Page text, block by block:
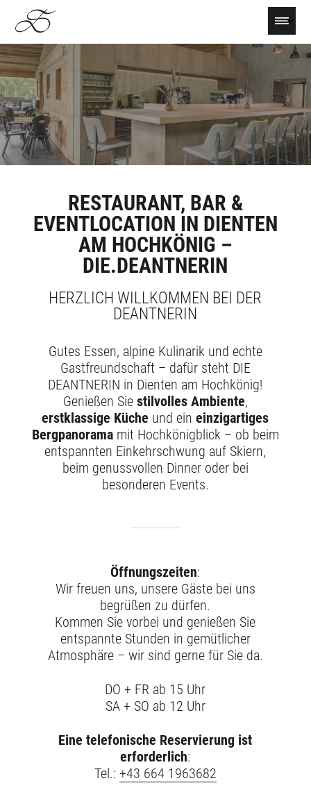
select-one
RESTAURANT, BAR &
EVENTLOCATION IN DIENTEN
AM HOCHKÖNIG –
DIE.DEANTNERIN
HERZLICH WILLKOMMEN BEI DER
DEANTNERIN
Gutes Essen, alpine Kulinarik und echte
Gastfreundschaft – dafür steht DIE
DEANTNERIN in Dienten am Hochkönig!
Genießen Sie stilvolles Ambiente,
erstklassige Küche und eineinzigartiges
Bergpanoramamit Hochkönigblick – ob beim
entspannten Einkehrschwung auf Skiern,
beim genussvollen Dinner oder bei
besonderen Events.
Öffnungszeiten:
Wir freuen uns, unsere Gäste bei uns
begrüßen zu dürfen.
Kommen Sie vorbei und genießen Sie
entspannte Stunden in gemütlicher
Atmosphäre – wir sind gerne für Sie da.
DO + FR ab 15 Uhr
SA + SO ab 12 Uhr
Eine telefonische Reservierung ist
erforderlich:
Tel.: +43 664 1963682